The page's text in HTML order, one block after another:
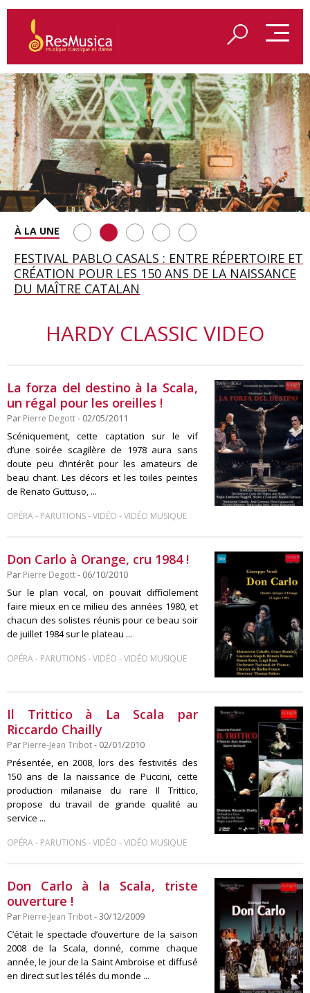
SAINT FRANÇOIS D’ASSISE À SALZBOURG, UNE
SOIRÉE IMMENSE PORTÉE PAR ROMEO
CASTELLUCCI ET MAXIME PASCAL
FESTIVAL PABLO CASALS : ENTRE RÉPERTOIRE ET
CRÉATION POUR LES 150 ANS DE LA NAISSANCE
DU MAÎTRE CATALAN
A BAYREUTH, LE 150E ANNIVERSAIRE DU RING
WAGNÉRIEN GÉNÉRÉ PAR L’IA
BETSY JOLAS FÊTE SON CENTIÈME
ANNIVERSAIRE
GEORGE BENJAMIN : « MES PARENTS AVAIENT
CETTE EXIGENCE DE L’OBJET CISELÉ »
HARDY CLASSIC VIDEO
La forza del destino à la Scala,
un régal pour les oreilles !
Par Pierre Degott- 02/05/2011
Scéniquement, cette captation sur le vif
d’une soirée scagilère de 1978 aura sans
doute peu d’intérêt pour les amateurs de
beau chant. Les décors et les toiles peintes
de Renato Guttuso, ...
OPÉRA- PARUTIONS-VIDÉO -VIDÉO MUSIQUE
Don Carlo à Orange, cru 1984 !
Par Pierre Degott- 06/10/2010
Sur le plan vocal, on pouvait difficilement
faire mieux en ce milieu des années 1980, et
chacun des solistes réunis pour ce beau soir
de juillet 1984 sur le plateau ...
OPÉRA- PARUTIONS-VIDÉO -VIDÉO MUSIQUE
Il Trittico à La Scala par
Riccardo Chailly
Par Pierre-Jean Tribot- 02/01/2010
Présentée, en 2008, lors des festivités des
150 ans de la naissance de Puccini, cette
production milanaise du rare Il Trittico,
propose du travail de grande qualité au
service ...
OPÉRA- PARUTIONS-VIDÉO -VIDÉO MUSIQUE
Don Carlo à la Scala, triste
ouverture !
Par Pierre-Jean Tribot- 30/12/2009
C’était le spectacle d’ouverture de la saison
2008 de la Scala, donné, comme chaque
année, le jour de la Saint Ambroise et diffusé
en direct sut les télés du monde ...